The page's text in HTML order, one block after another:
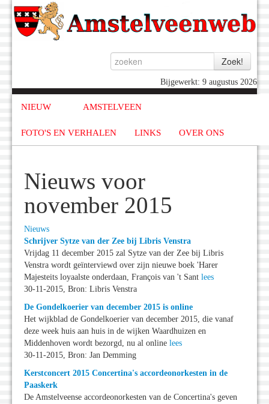
Bijgewerkt: 9 augustus 2026
NIEUW AMSTELVEEN
FOTO'S EN VERHALEN LINKS OVER ONS
Nieuws voor
november 2015
Nieuws
Schrijver Sytze van der Zee bij Libris Venstra
Vrijdag 11 december 2015 zal Sytze van der Zee bij Libris
Venstra wordt geïnterviewd over zijn nieuwe boek 'Harer
Majesteits loyaalste onderdaan, François van 't Sant lees
30-11-2015, Bron: Libris Venstra
De Gondelkoerier van december 2015 is online
Het wijkblad de Gondelkoerier van december 2015, die vanaf
deze week huis aan huis in de wijken Waardhuizen en
Middenhoven wordt bezorgd, nu al online lees
30-11-2015, Bron: Jan Demming
Kerstconcert 2015 Concertina's accordeonorkesten in de
Paaskerk
De Amstelveense accordeonorkesten van de Concertina's geven